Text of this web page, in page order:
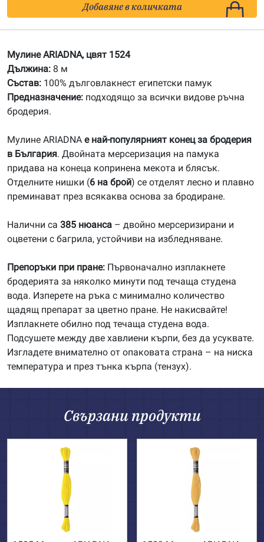
Мулине
АRIADNA
Добавяне в количката
Мулине ARIADNA, цвят 1524
Дължина: 8 м
Състав: 100% дълговлакнест египетски памук
Предназначение: подходящо за всички видове ръчна
бродерия.
Мулине ARIADNA е най-популярният конец за бродерия
в България. Двойната мерсеризация на памука
придава на конеца копринена мекота и блясък.
Отделните нишки (6 на брой) се отделят лесно и плавно
преминават през всякаква основа за бродиране.
Налични са 385 нюанса – двойно мерсеризирани и
оцветени с багрила, устойчиви на избледняване.
Препоръки при пране: Първоначално изплакнете
бродерията за няколко минути под течаща студена
вода. Изперете на ръка с минимално количество
щадящ препарат за цветно пране. Не накисвайте!
Изплакнете обилно под течаща студена вода.
Подсушете между две хавлиени кърпи, без да усуквате.
Изгладете внимателно от опаковата страна – на ниска
температура и през тънка кърпа (тензух).
Свързани продукти